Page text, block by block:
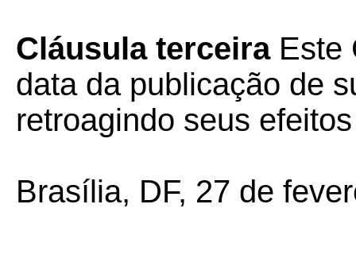
Cláusula terceiraEste
data da publicação de
retroagindo seus
Brasília, DF, 27 de